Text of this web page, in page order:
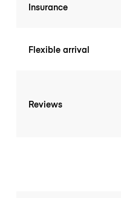
Insurance
Flexible arrival
Reviews